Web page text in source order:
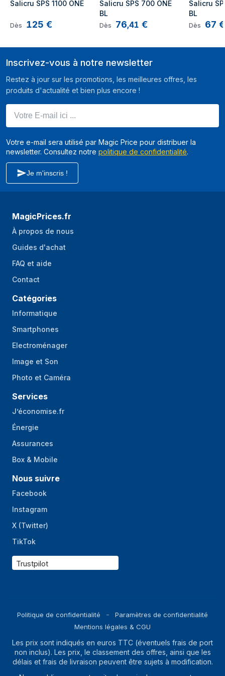
puissance de sortie
1,1 kVA
Puissance de sortie 600 W
Forme d'onde Pseudo sine
Tension de voltage
à l'entrée (min)
162 V
Tension de voltage
Fréquence
d'entrée
50/60 Hz
tension de voltage
à la sortie (min)
fréquence de
tension
automatique (AVR)
Temps de réponse
Niveau sonore
Alarmes sonores
Modes d'alarme
sonore
automatique
Type de source
d'alimentation
Salicru SPS 1100 ONE
Dès 125 €
Salicru SPS 700 ONE
BL
Dès 76,41 €
Salicru
BL
Dès 67 €
Inscrivez-vous à notre newsletter
Restez à jour sur les promotions, les meilleures offres, les
produits d'actualité et bien plus encore !
Votre e-mail sera utilisé par Magic Price pour distribuer la
newsletter. Consultez notre politique de confidentialité.
Je m'inscris !
MagicPrices.fr
À propos de nous
Guides d'achat
FAQ et aide
Contact
Catégories
Informatique
Smartphones
Electroménager
Image et Son
Photo et Caméra
Services
J’économise.fr
Énergie
Assurances
Box & Mobile
Nous suivre
Facebook
Instagram
X (Twitter)
TikTok
Trustpilot
Politique de confidentialité
Paramètres de confidentialité
Mentions légales & CGU
Les prix sont indiqués en euros TTC (éventuels frais de port
non inclus). Les prix, le classement des offres, ainsi que les
délais et frais de livraison peuvent être sujets à modification.